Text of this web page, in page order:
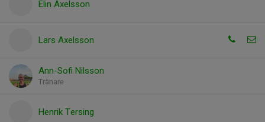
Elin Axelsson
Lars Axelsson
Ann-Sofi Nilsson
Tränare
Henrik Tersing